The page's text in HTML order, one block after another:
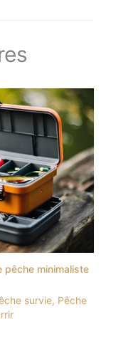
pêche minimaliste
survie, Pêche